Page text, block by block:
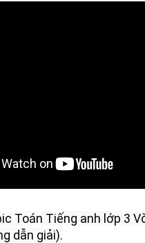
Toán Tiếng anh lớp 3
dẫn giải).